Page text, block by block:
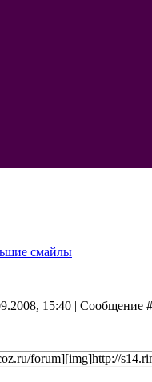
смайлы
15:40 | Сообщение #
forum][img]http://